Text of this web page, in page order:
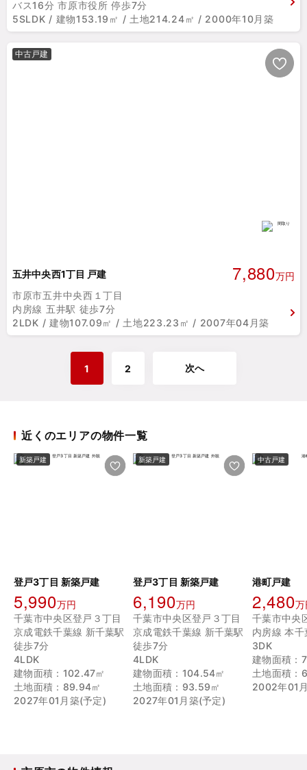
バス16分 市原市役所 停歩7分
5SLDK / 建物153.19㎡ / 土地214.24㎡ / 2000年10月築
中古戸建
五井中央西1丁目 戸建 7,880万円
市原市五井中央西１丁目
内房線 五井駅 徒歩7分
2LDK / 建物107.09㎡ / 土地223.23㎡ / 2007年04月築
1 2 次へ
近くのエリアの物件一覧
新築戸建
登戸3丁目 新築戸建
5,990万円
千葉市中央区登戸３丁目
京成電鉄千葉線 新千葉駅
徒歩7分
4LDK
建物面積：102.47㎡
土地面積：89.94㎡
2027年01月築(予定)
新築戸建
登戸3丁目 新築戸建
6,190万円
千葉市中央区登戸３丁目
京成電鉄千葉線 新千葉駅
徒歩7分
4LDK
建物面積：104.54㎡
土地面積：93.59㎡
2027年01月築(予定)
中古戸建
港町戸建
2,480万
千葉市中央
内房線 本
3DK
建物面積：
土地面積：
2002年01